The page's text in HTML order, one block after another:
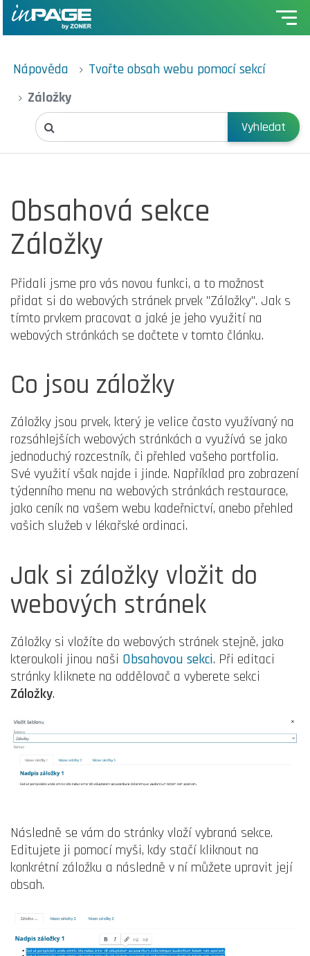
Nápověda
Tvořte obsah webu pomocí sekcí
Záložky
Vyhledat
Obsahová sekce
Záložky
Přidali jsme pro vás novou funkci, a to možnost
přidat si do webových stránek prvek "Záložky". Jak s
tímto prvkem pracovat a jaké je jeho využití na
webových stránkách se dočtete v tomto článku.
Co jsou záložky
Záložky jsou prvek, který je velice často využívaný na
rozsáhlejších webových stránkách a využívá se jako
jednoduchý rozcestník, či přehled vašeho portfolia.
Své využití však najde i jinde. Například pro zobrazení
týdenního menu na webových stránkách restaurace,
jako ceník na vašem webu kadeřnictví, anebo přehled
vašich služeb v lékařské ordinaci.
Jak si záložky vložit do
webových stránek
Záložky si vložíte do webových stránek stejně, jako
kteroukoli jinou naši Obsahovou sekci. Při editaci
stránky kliknete na oddělovač a vyberete sekci
Záložky.
Následně se vám do stránky vloží vybraná sekce.
Editujete ji pomocí myši, kdy stačí kliknout na
konkrétní záložku a následně v ní můžete upravit její
obsah.